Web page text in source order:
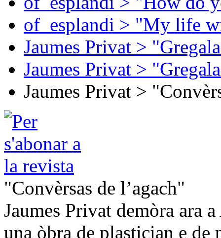
of_esplandi > "My life
Jaumes Privat >
Jaumes Privat >
Jaumes Privat >
"Convèrsas de l’agach"
Jaumes Privat demòra ara
una òbra de plastician e de